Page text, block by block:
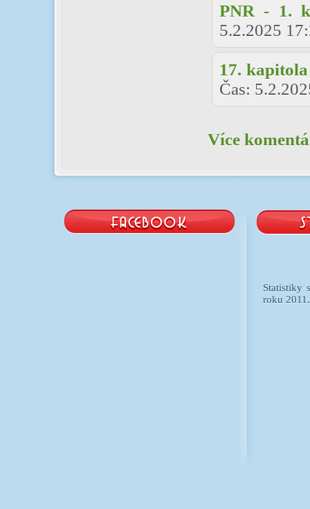
PNR - 1.
5.2.2025
17.
Čas:
Více
Statistiky
roku 2011.